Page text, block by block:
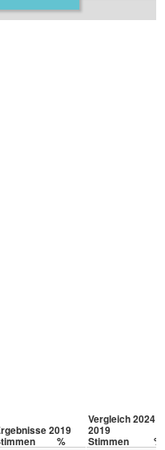
2019
Vergleich 2024 –
2019
% Stimmen
%